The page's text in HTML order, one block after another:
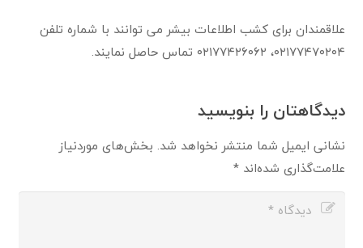
علاقمندان برای کشب اطلاعات بیشر می توانند با شماره تلفن
۰۲۱۷۷۴۷۰۲۰۴، ۰۲۱۷۷۴۲۶۰۶۲ تماس حاصل نمایند.
دیدگاهتان را بنویسید
نشانی ایمیل شما منتشر نخواهد شد. بخش‌های موردنیاز
علامت‌گذاری شده‌اند*